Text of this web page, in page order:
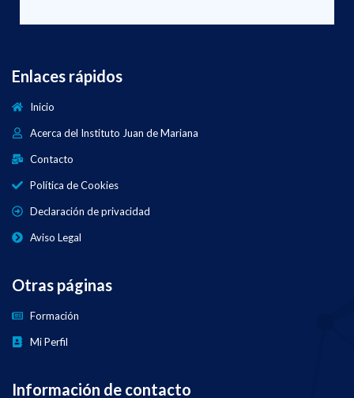
Enlaces rápidos
Inicio
Acerca del Instituto Juan de Mariana
Contacto
Política de Cookies
Declaración de privacidad
Aviso Legal
Otras páginas
Formación
Mi Perfil
Información de contacto